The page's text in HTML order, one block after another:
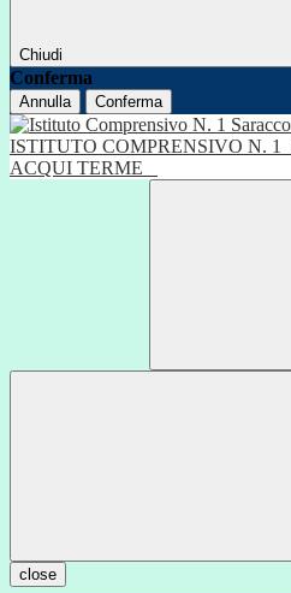
Chiudi
Conferma
Annulla Conferma
ISTITUTO COMPRENSIVO N. 1
ACQUI TERME
close